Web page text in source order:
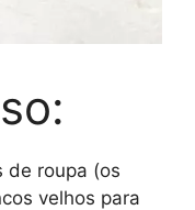
de roupa (os
velhos para